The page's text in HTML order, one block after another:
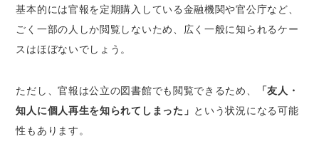
基本的には官報を定期購入している金融機関や官公庁など、
ごく一部の人しか閲覧しないため、広く一般に知られるケー
スはほぼないでしょう。
ただし、官報は公立の図書館でも閲覧できるため、
「友人・
知人に個人再生を知られてしまった」 という状況になる可能
性もあります。